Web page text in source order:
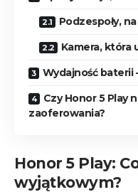
Podzespoły,
Kamera, która
Wydajność baterii
Czy Honor 5 Play
zaoferowania?
Honor 5 Play:
wyjątkowym?